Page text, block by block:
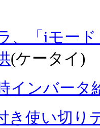
、「iモー
(ケータイ)
インバータ
き使い切り